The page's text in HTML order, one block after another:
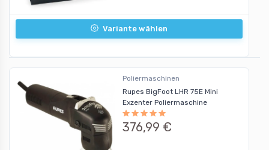
Variante wählen
Poliermaschinen
Rupes BigFoot LHR 75E Mini
Exzenter Poliermaschine
376,99 €